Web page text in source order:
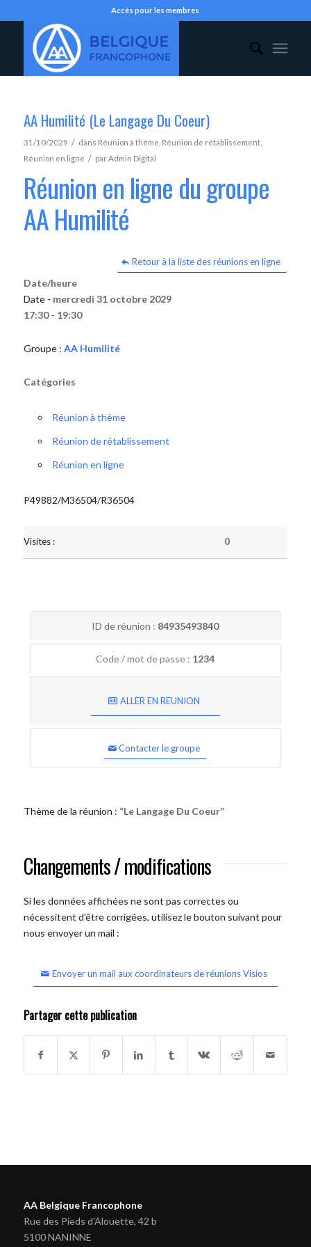
Accès pour les membres
AA Humilité (Le Langage Du Coeur)
31/10/2029 / dans Réunion à thème Réunion de rétablissement,
Réunion en ligne / parAdmin Digital
Réunion en ligne du groupe
AA Humilité
Retour à la liste des réunions en ligne
Date/heure
Date - mercredi 31 octobre 2029
17:30 - 19:30
Groupe : AA Humilité
Catégories
Réunion à thème
Réunion de rétablissement
Réunion en ligne
P49882/M36504/R36504
Visites : 0
ID de réunion : 84935493840
Code / mot de passe : 1234
ALLER EN REUNION
Contacter le groupe
Thème de la réunion : “Le Langage Du Coeur”
Changements / modifications
Si les données affichées ne sont pas correctes ou
nécessitent d'être corrigées, utilisez le bouton suivant pour
nous envoyer un mail :
Envoyer un mail aux coordinateurs de réunions Visios
Partager cette publication
AA Belgique Francophone
Rue des Pieds d'Alouette, 42 b
5100 NANINNE